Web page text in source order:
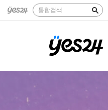
통합검색